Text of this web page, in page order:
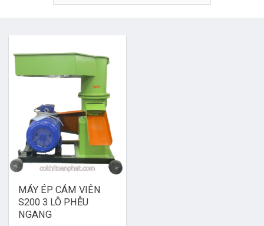
MÁY ÉP CÁM VIÊN
S200 3 LÔ PHỄU
NGANG